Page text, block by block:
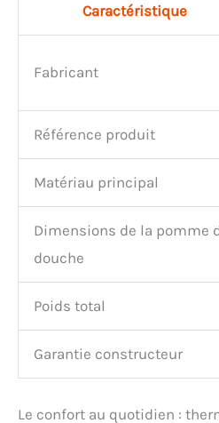
Caractéristique
Fabricant
Référence produit
Matériau principal
Dimensions de la pomme
douche
Poids total
Garantie constructeur
Le confort au quotidien :